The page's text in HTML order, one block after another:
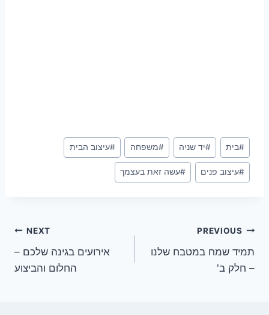
Post
Tags:
#בית #יד שניה #משפחה #עיצוב הבית
#עיצוב פנים #עשה זאת בעצמך
ניווט
PREVIOUS
תמיד שמח במטבח שלנו
– חלק ב'
NEXT
אירועים בגינה שלכם –
החלום והביצוע